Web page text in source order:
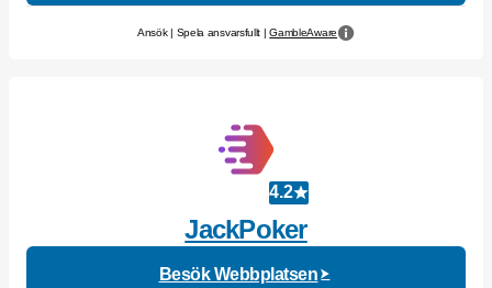
Ansök | Spela ansvarsfullt |GambleAware
4.2
JackPoker
Besök Webbplatsen